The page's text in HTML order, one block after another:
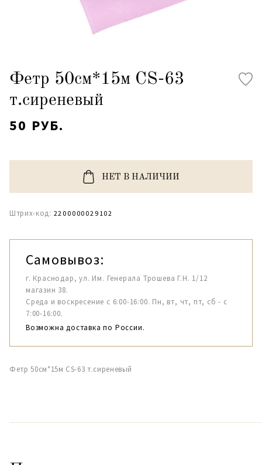
Фетр 50см*15м CS-63
т.сиреневый
50 РУБ.
НЕТ В НАЛИЧИИ
Штрих-код: 2200000029102
Самовывоз:
г. Краснодар, ул. Им. Генерала Трошева Г.Н. 1/12
магазин 38.
Среда и воскресение с 6:00-16:00. Пн, вт, чт, пт, сб - с
7:00-16:00.
Возможна доставка по России.
Фетр 50см*15м CS-63 т.сиреневый